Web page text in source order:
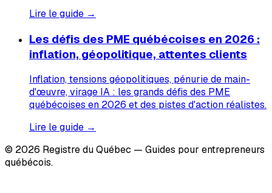
Lire le guide →
Les défis des PME québécoises en 2026 :
inflation, géopolitique, attentes clients
Inflation, tensions géopolitiques, pénurie de main-
d'œuvre, virage IA : les grands défis des PME
québécoises en 2026 et des pistes d'action réalistes.
Lire le guide →
© 2026 Registre du Québec — Guides pour entrepreneurs
québécois.